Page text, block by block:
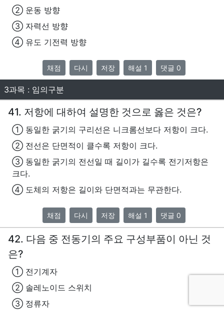
② 운동 방향
③ 자력선 방향
④ 유도 기전력 방향
채점 다시 저장 해설 1 댓글 0
3과목 : 임의구분
41. 저항에 대하여 설명한 것으로 옳은 것은?
① 동일한 굵기의 구리선은 니크롬선보다 저항이 크다.
② 전선은 단면적이 클수록 저항이 크다.
③ 동일한 굵기의 전선일 때 길이가 길수록 전기저항은
크다.
④ 도체의 저항은 길이와 단면적과는 무관한다.
채점 다시 저장 해설 1 댓글 0
42. 다음 중 전동기의 주요 구성부품이 아닌 것
은?
① 전기계자
② 솔레노이드 스위치
③ 정류자